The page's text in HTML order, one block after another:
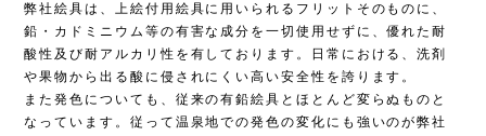
弊社絵具は、上絵付用絵具に用いられるフリットそのものに、
鉛・カドミニウム等の有害な成分を一切使用せずに、優れた耐
酸性及び耐アルカリ性を有しております。日常における、洗剤
や果物から出る酸に侵されにくい高い安全性を誇ります。
また発色についても、従来の有鉛絵具とほとんど変らぬものと
なっています。従って温泉地での発色の変化にも強いのが弊社